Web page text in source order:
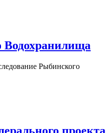
Водохранилища
Рыбинского